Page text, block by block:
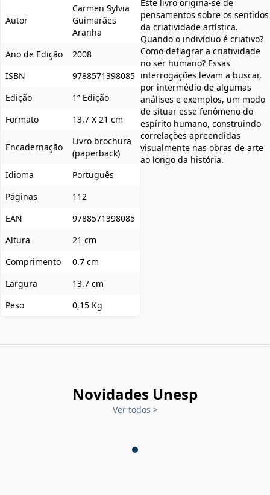
Autor
Carmen Sylvia
Guimarães
Aranha
Ano de Edição
2008
ISBN
9788571398085
Edição
1ª Edição
Formato
13,7 X 21 cm
Encadernação
Livro brochura
(paperback)
Idioma
Português
Páginas
112
EAN
9788571398085
Altura
21 cm
Comprimento
0.7 cm
Largura
13.7 cm
Peso
0,15 Kg
Este livro origina-se de
pensamentos sobre os sentidos
da criatividade artística.
Quando o indivíduo é criativo?
Como deflagrar a criatividade
no ser humano? Essas
interrogações levam a buscar,
por intermédio de algumas
análises e exemplos, um modo
de situar esse fenômeno do
espírito humano, construindo
correlações apreendidas
visualmente nas obras de arte
ao longo da história.
Novidades Unesp
Ver todos >